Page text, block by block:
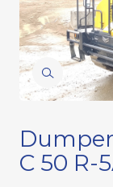
C 50 R-